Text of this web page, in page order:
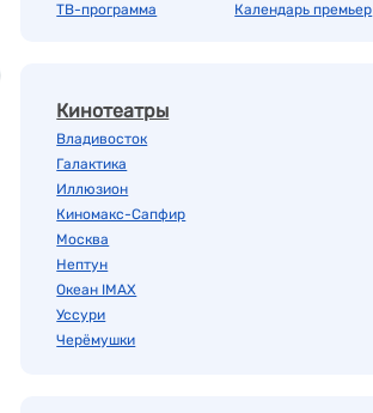
ТВ-программа
Календарь премьер
Кинотеатры
Владивосток
Галактика
Иллюзион
Киномакс-Сапфир
Москва
Нептун
Океан IMAX
Уссури
Черёмушки